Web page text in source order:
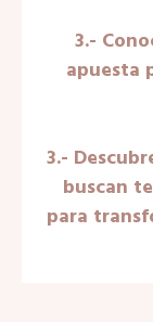
3.-
apuesta
3.-
buscan
para